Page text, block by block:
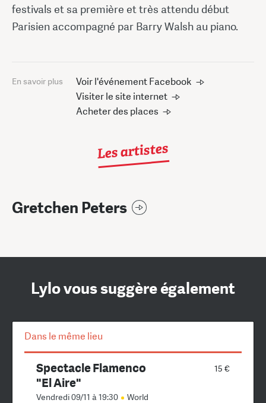
festivals et sa première et très attendu début
Parisien accompagné par Barry Walsh au piano.
En savoir plus
Voir l'événement Facebook
Visiter le site internet
Acheter des places
Les artistes
Gretchen Peters
Lylo vous suggère également
Dans le même lieu
15 €
Spectacle Flamenco
"El Aire"
Vendredi 09/11 à 19:30 World